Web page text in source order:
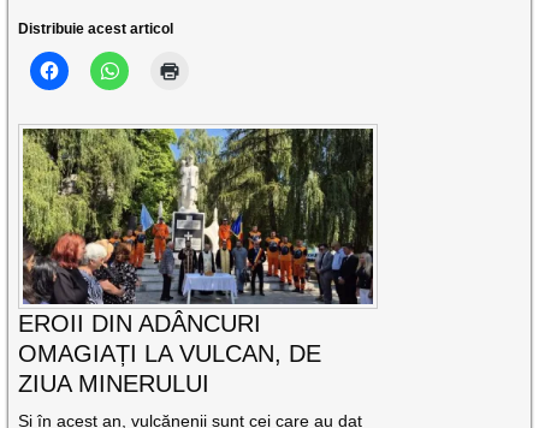
Distribuie acest articol
EROII DIN ADÂNCURI
OMAGIAȚI LA VULCAN, DE
ZIUA MINERULUI
Și în acest an, vulcănenii sunt cei care au dat